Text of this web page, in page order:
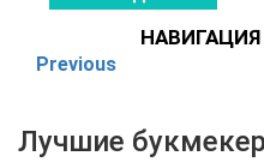
Лучшие
Previous